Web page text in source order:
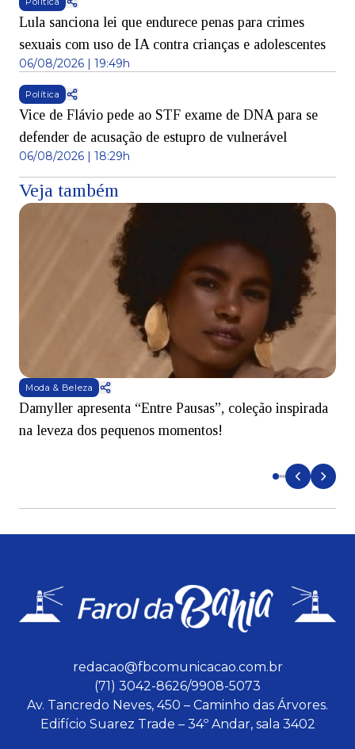
Lula sanciona lei que endurece penas para crimes
sexuais com uso de IA contra crianças e adolescentes
06/08/2026 | 19:49h
Política
Vice de Flávio pede ao STF exame de DNA para se
defender de acusação de estupro de vulnerável
06/08/2026 | 18:29h
Veja também
Moda & Beleza
Damyller apresenta “Entre Pausas”, coleção inspirada
na leveza dos pequenos momentos!
redacao@fbcomunicacao.com.br
(71) 3042-8626/9908-5073
Av. Tancredo Neves, 450 – Caminho das Árvores.
Edifício Suarez Trade – 34º Andar, sala 3402